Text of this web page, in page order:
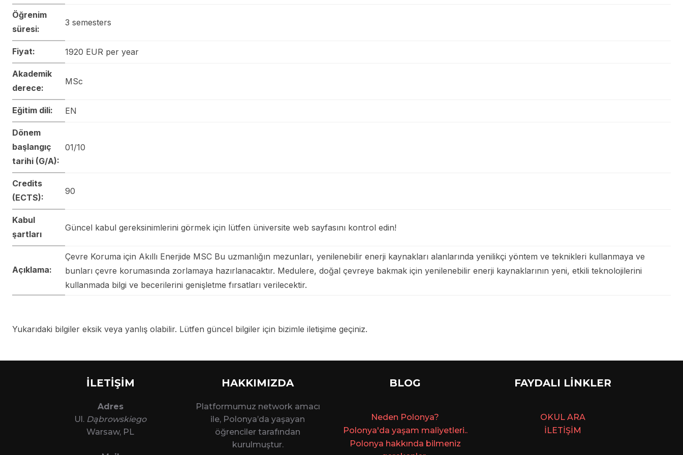
Öğrenim
süresi:
3 semesters
Fiyat: 1920 EUR per year
Akademik
derece:
MSc
Eğitim dili: EN
Dönem
başlangıç
tarihi (G/A):
01/10
Credits
(ECTS):
90
Kabul
şartları
Güncel kabul gereksinimlerini görmek için lütfen üniversite web sayfasını kontrol edin!
Açıklama:
Çevre Koruma için Akıllı Enerjide MSC Bu uzmanlığın mezunları, yenilenebilir enerji kaynakları alanlarında yenilikçi yöntem ve teknikleri kullanmaya ve
bunları çevre korumasında zorlamaya hazırlanacaktır. Medulere, doğal çevreye bakmak için yenilenebilir enerji kaynaklarının yeni, etkili teknolojilerini
kullanmada bilgi ve becerilerini genişletme fırsatları verilecektir.
Yukarıdaki bilgiler eksik veya yanlış olabilir. Lütfen güncel bilgiler için bizimle iletişime geçiniz.
İLETİŞİM
Adres
Ul. Dąbrowskiego
Warsaw, PL
HAKKIMIZDA
Platformumuz network amacı
ile, Polonya’da yaşayan
öğrenciler tarafından
kurulmuştur.
BLOG
Neden Polonya?
Polonya'da yaşam maliyetleri..
Polonya hakkında bilmeniz
FAYDALI LİNKLER
OKUL ARA
İLETİŞİM